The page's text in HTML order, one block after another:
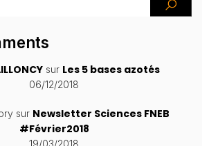
sur Les 5 bases azotés
06/12/2018
sur Newsletter Sciences FNEB
#Février2018